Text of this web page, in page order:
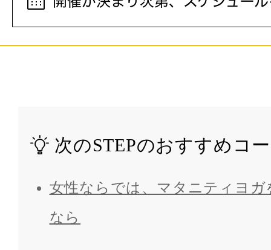
次のSTEPのおすすめコ
女性ならでは、マタニティヨガ
なら